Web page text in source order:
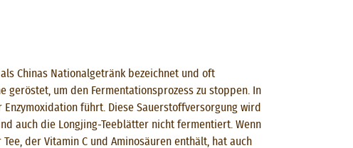
Chinas Nationalgetränk bezeichnet und oft
geröstet, um den Fermentationsprozess zu stoppen. In
führt. Diese Sauerstoffversorgung wird
auch die Longjing-Teeblätter nicht fermentiert. Wenn
der Vitamin C und Aminosäuren enthält, hat auch